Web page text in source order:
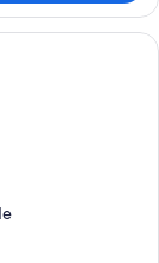
con agua cristalina,